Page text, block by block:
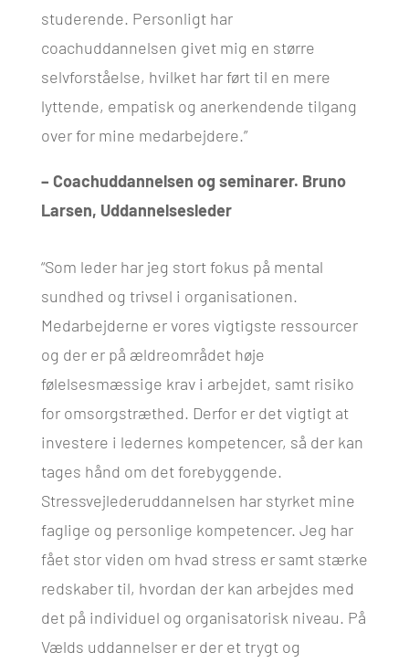
studerende. Personligt har
coachuddannelsen givet mig en større
selvforståelse, hvilket har ført til en mere
lyttende, empatisk og anerkendende tilgang
over for mine medarbejdere.”
– Coachuddannelsen og seminarer. Bruno
Larsen, Uddannelsesleder
“Som leder har jeg stort fokus på mental
sundhed og trivsel i organisationen.
Medarbejderne er vores vigtigste ressourcer
og der er på ældreområdet høje
følelsesmæssige krav i arbejdet, samt risiko
for omsorgstræthed. Derfor er det vigtigt at
investere i ledernes kompetencer, så der kan
tages hånd om det forebyggende.
Stressvejlederuddannelsen har styrket mine
faglige og personlige kompetencer. Jeg har
fået stor viden om hvad stress er samt stærke
redskaber til, hvordan der kan arbejdes med
det på individuel og organisatorisk niveau. På
Vælds uddannelser er der et trygt og